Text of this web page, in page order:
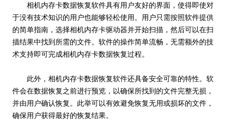
相机内存卡数据恢复软件具有用户友好的界面，使得即使对
于没有技术知识的用户也能够轻松使用。用户只需按照软件提供
的简单指南，选择相机内存卡驱动器并开始扫描，然后可以在扫
描结果中找到所需的文件。软件的操作简单流畅，无需额外的技
术支持即可完成相机内存卡数据恢复过程。
此外，相机内存卡数据恢复软件还具备安全可靠的特性。软
件会在数据恢复之前进行预览，以确保所找到的文件完整无损，
并由用户确认恢复。此举可以有效避免恢复无用或损坏的文件，
确保用户获得最好的恢复结果。